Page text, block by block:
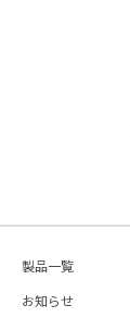
製品一覧
お知らせ